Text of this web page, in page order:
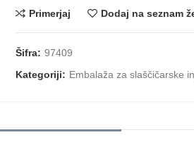
Primerjaj Dodaj na seznam
Šifra: 97409
Kategoriji: Embalaža za slaščičarske